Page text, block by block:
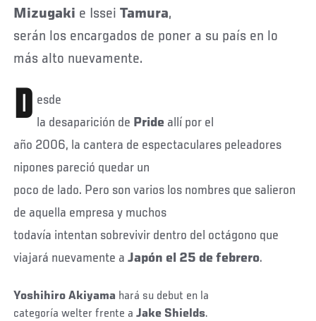
Mizugaki e IsseiTamura,
serán los encargados de poner a su país en lo
más alto nuevamente.
D esde
la desaparición de Pride allí por el
año 2006, la cantera de espectaculares peleadores
nipones pareció quedar un
poco de lado. Pero son varios los nombres que salieron
de aquella empresa y muchos
todavía intentan sobrevivir dentro del octágono que
viajará nuevamente aJapón el 25 de febrero.
Yoshihiro Akiyama hará su debut en la
categoría welter frente aJake Shields.